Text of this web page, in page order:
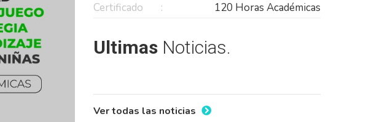
Certificado
120 Horas Académicas
Ultimas Noticias.
Ver todas las noticias